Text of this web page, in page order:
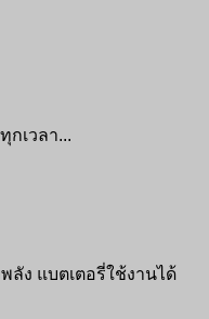
เวลา...
ลัง แบตเตอรี่ใช้งานได้